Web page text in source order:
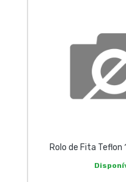
Rolo de Fita